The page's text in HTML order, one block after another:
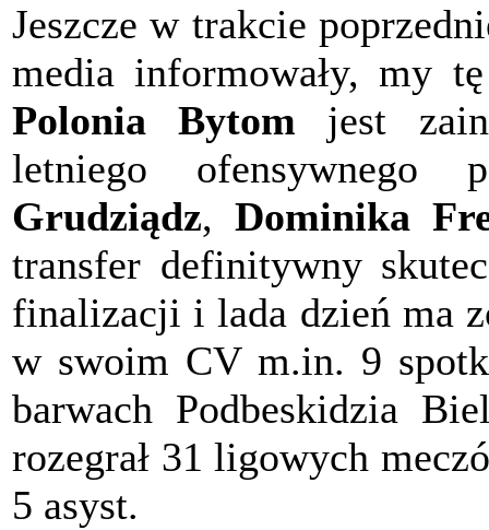
Jeszcze w trakcie
media informowały, my
Polonia Bytom jest
letniego
Grudziądz, Dominika
transfer definitywny
finalizacji i lada dzień ma
w swoim CV m.in. 9
barwach Podbeskidzia
rozegrał 31 ligowych
5 asyst.